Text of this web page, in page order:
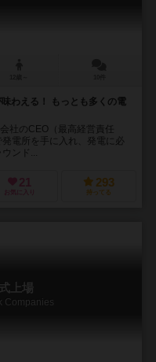
わえる！ もっとも多くの電
社のCEO（最高経営責任
電所を手に入れ、発電に必
ンド...
21
お気に入り
293
持ってる
上場
Companies